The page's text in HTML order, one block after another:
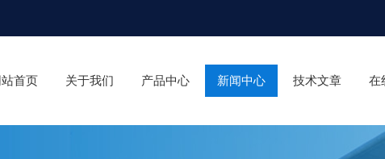
首页 关于我们 产品中心 新闻中心 技术文章 在